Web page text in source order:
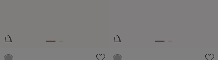
3.7de 5 Valoración del cliente4.3de 5 Valoración del